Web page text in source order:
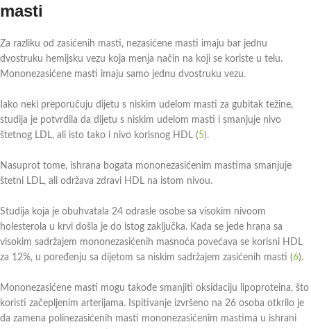
masti
Za razliku od zasićenih masti, nezasićene masti imaju bar jednu
dvostruku hemijsku vezu koja menja način na koji se koriste u telu.
Mononezasićene masti imaju samo jednu dvostruku vezu.
Iako neki preporučuju dijetu s niskim udelom masti za gubitak težine,
studija je potvrdila da dijetu s niskim udelom masti i smanjuje nivo
štetnog LDL, ali isto tako i nivo korisnog HDL (5).
Nasuprot tome, ishrana bogata mononezasićenim mastima smanjuje
štetni LDL, ali održava zdravi HDL na istom nivou.
Studija koja je obuhvatala 24 odrasle osobe sa visokim nivoom
holesterola u krvi došla je do istog zaključka. Kada se jede hrana sa
visokim sadržajem mononezasićenih masnoća povećava se korisni HDL
za 12%, u poređenju sa dijetom sa niskim sadržajem zasićenih masti (6).
Mononezasićene masti mogu takođe smanjiti oksidaciju lipoproteina, što
koristi začepljenim arterijama. Ispitivanje izvršeno na 26 osoba otkrilo je
da zamena polinezasićenih masti mononezasićenim mastima u ishrani